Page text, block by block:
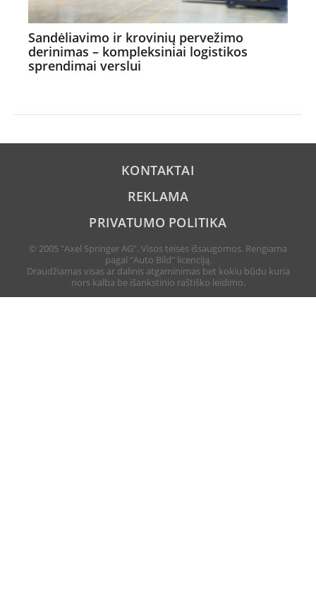
Sandėliavimo ir krovinių pervežimo
derinimas – kompleksiniai logistikos
sprendimai verslui
KONTAKTAI
REKLAMA
PRIVATUMO POLITIKA
© 2005 "Axel Springer AG". Visos teisės išsaugomos. Rengiama
pagal "Auto Bild" licenciją.
Draudžiamas visas ar dalinis atgaminimas bet kokiu būdu kuria
nors kalba be išankstinio raštiško leidimo.